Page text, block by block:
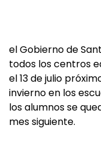
el Gobierno de
todos los centros
el 13 de julio
invierno en los
los alumnos se
mes siguiente.